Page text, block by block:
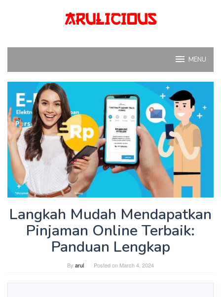
MENU
Langkah Mudah Mendapatkan
Pinjaman Online Terbaik:
Panduan Lengkap
By arul Posted on March 4, 2024